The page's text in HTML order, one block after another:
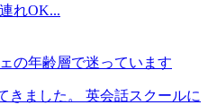
れOK...
の年齢層で迷っています
きました。 英会話スクールに